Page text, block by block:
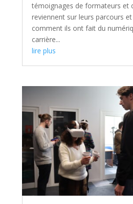
témoignages de formateurs et
reviennent sur leurs parcours
comment ils ont fait du
carrière...
lire plus